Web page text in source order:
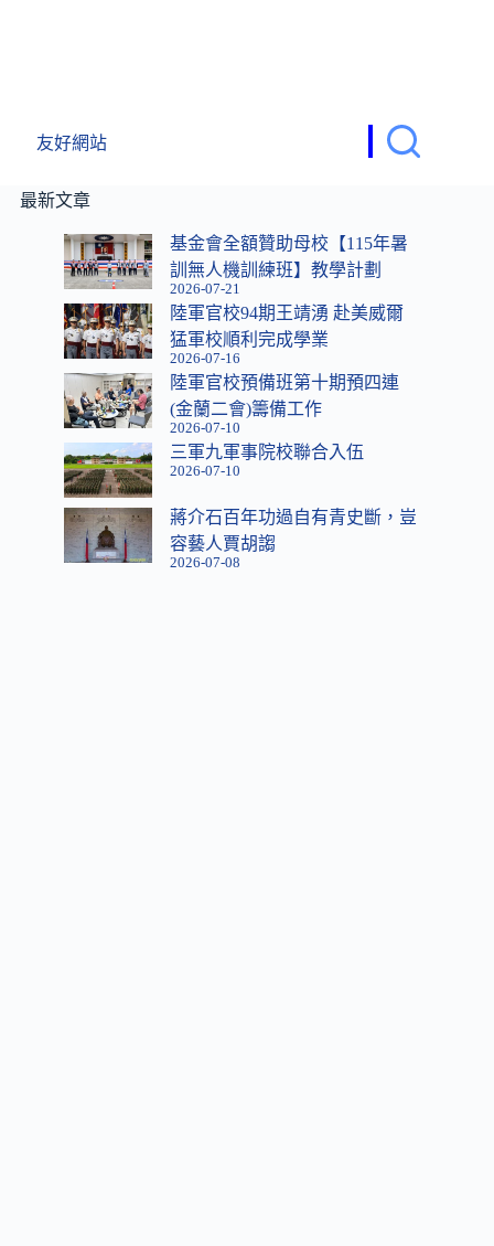
友好網站
最新文章
基金會全額贊助母校【115年暑
訓無人機訓練班】教學計劃
2026-07-21
陸軍官校94期王靖湧 赴美威爾
猛軍校順利完成學業
2026-07-16
陸軍官校預備班第十期預四連
(金蘭二會)籌備工作
2026-07-10
三軍九軍事院校聯合入伍
2026-07-10
蔣介石百年功過自有青史斷，豈
容藝人賈胡謅
2026-07-08